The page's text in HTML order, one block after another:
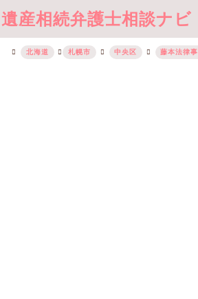
遺産相続弁護士相談ナビ
北海道 札幌市 中央区 藤本法律